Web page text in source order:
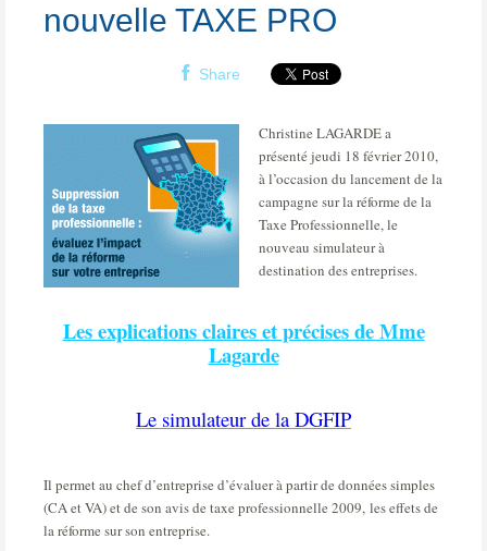
nouvelle TAXE PRO
Share
Christine LAGARDE a
présenté jeudi 18 février 2010,
à l’occasion du lancement de la
campagne sur la réforme de la
Taxe Professionnelle, le
nouveau simulateur à
destination des entreprises.
Les explications claires et précises de Mme
Lagarde
Le simulateur de la DGFIP
Il permet au chef d’entreprise d’évaluer à partir de données simples
(CA et VA) et de son avis de taxe professionnelle 2009, les effets de
la réforme sur son entreprise.